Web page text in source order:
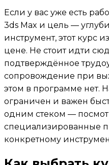
Если у вас уже есть
3ds Max и цель —
инструмент, этот курс
цене. Не стоит идти
подтверждённое
сопровождение при
этом в программе нет.
ограничен и важен
одним стеком —
специализированные
конкретному